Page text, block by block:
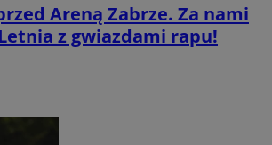
Areną Zabrze. Za nami
z gwiazdami rapu!